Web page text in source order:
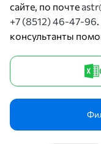
сайте, по почте
+7 (8512) 46-47-96
консультанты